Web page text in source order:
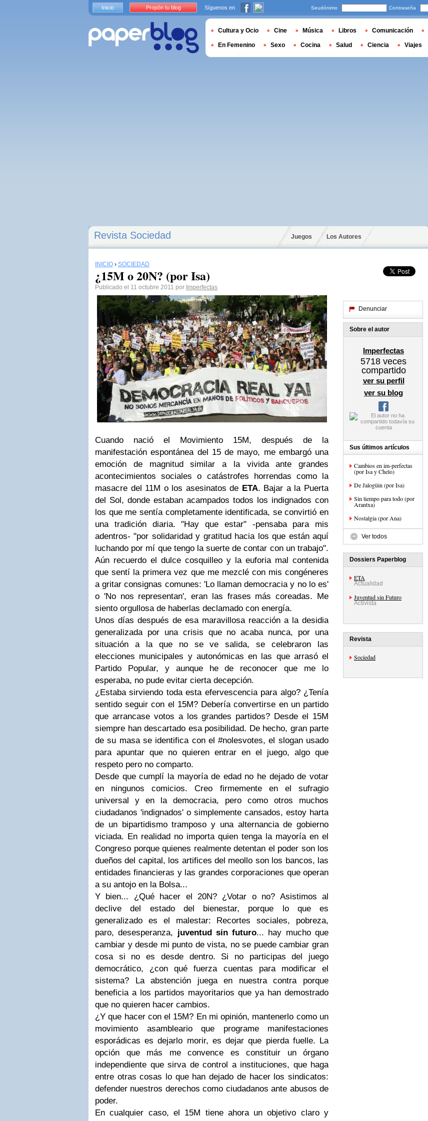
Revista Sociedad Juegos Los Autores
INICIO › SOCIEDAD
¿15M o 20N? (por Isa)
Publicado el 11 octubre 2011 por Imperfectas
Cuando nació el Movimiento 15M, después de la
manifestación espontánea del 15 de mayo, me embargó una
emoción de magnitud similar a la vivida ante grandes
acontecimientos sociales o catástrofes horrendas como la
masacre del 11M o los asesinatos de ETA. Bajar a la Puerta
del Sol, donde estaban acampados todos los indignados con
los que me sentía completamente identificada, se convirtió en
una tradición diaria. "Hay que estar" -pensaba para mis
adentros- "por solidaridad y gratitud hacia los que están aquí
luchando por mí que tengo la suerte de contar con un trabajo".
Aún recuerdo el dulce cosquilleo y la euforia mal contenida
que sentí la primera vez que me mezclé con mis congéneres
a gritar consignas comunes: 'Lo llaman democracia y no lo es'
o 'No nos representan', eran las frases más coreadas. Me
siento orgullosa de haberlas declamado con energía.
Unos días después de esa maravillosa reacción a la desidia
generalizada por una crisis que no acaba nunca, por una
situación a la que no se ve salida, se celebraron las
elecciones municipales y autonómicas en las que arrasó el
Partido Popular, y aunque he de reconocer que me lo
esperaba, no pude evitar cierta decepción.
¿Estaba sirviendo toda esta efervescencia para algo? ¿Tenía
sentido seguir con el 15M? Debería convertirse en un partido
que arrancase votos a los grandes partidos? Desde el 15M
siempre han descartado esa posibilidad. De hecho, gran parte
de su masa se identifica con el #nolesvotes, el slogan usado
para apuntar que no quieren entrar en el juego, algo que
respeto pero no comparto.
Desde que cumplí la mayoría de edad no he dejado de votar
en ningunos comicios. Creo firmemente en el sufragio
universal y en la democracia, pero como otros muchos
ciudadanos 'indignados' o simplemente cansados, estoy harta
de un bipartidismo tramposo y una alternancia de gobierno
viciada. En realidad no importa quien tenga la mayoría en el
Congreso porque quienes realmente detentan el poder son los
dueños del capital, los artifices del meollo son los bancos, las
entidades financieras y las grandes corporaciones que operan
a su antojo en la Bolsa...
Y bien... ¿Qué hacer el 20N? ¿Votar o no? Asistimos al
declive del estado del bienestar, porque lo que es
generalizado es el malestar: Recortes sociales, pobreza,
paro, desesperanza, juventud sin futuro... hay mucho que
cambiar y desde mi punto de vista, no se puede cambiar gran
cosa si no es desde dentro. Si no participas del juego
democrático, ¿con qué fuerza cuentas para modificar el
sistema? La abstención juega en nuestra contra porque
beneficia a los partidos mayoritarios que ya han demostrado
que no quieren hacer cambios.
¿Y que hacer con el 15M? En mi opinión, mantenerlo como un
movimiento asambleario que programe manifestaciones
esporádicas es dejarlo morir, es dejar que pierda fuelle. La
opción que más me convence es constituir un órgano
independiente que sirva de control a instituciones, que haga
entre otras cosas lo que han dejado de hacer los sindicatos:
defender nuestros derechos como ciudadanos ante abusos de
poder.
En cualquier caso, el 15M tiene ahora un objetivo claro y
Denunciar
Sobre el autor
Imperfectas
5718 veces
compartido
ver su perfil
ver su blog
Sus últimos artículos
Cambios en im-perfectas
(por Isa y Chelo)
De Jalogüin (por Isa)
Sin tiempo para todo (por
Arantxa)
Nostalgia (por Ana)
Ver todos
Dossiers Paperblog
ETA
Actualidad
Juventud sin Futuro
Activista
Revista
Sociedad
Inicio Propón tu blog Síguenos en Seudónimo Contraseña
Cultura y Ocio Cine Música Libros Comunicación
En Femenino Sexo Cocina Salud Ciencia Viajes